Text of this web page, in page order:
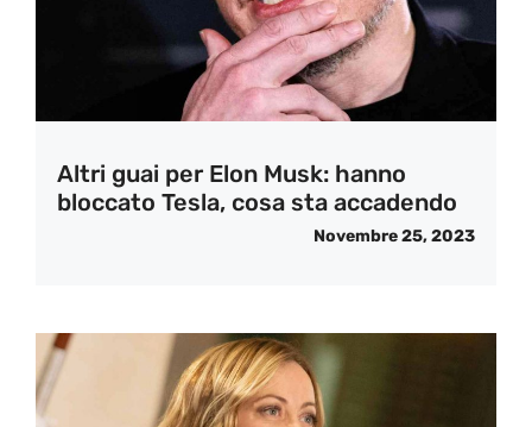
Altri guai per Elon Musk: hanno
bloccato Tesla, cosa sta accadendo
Novembre 25, 2023